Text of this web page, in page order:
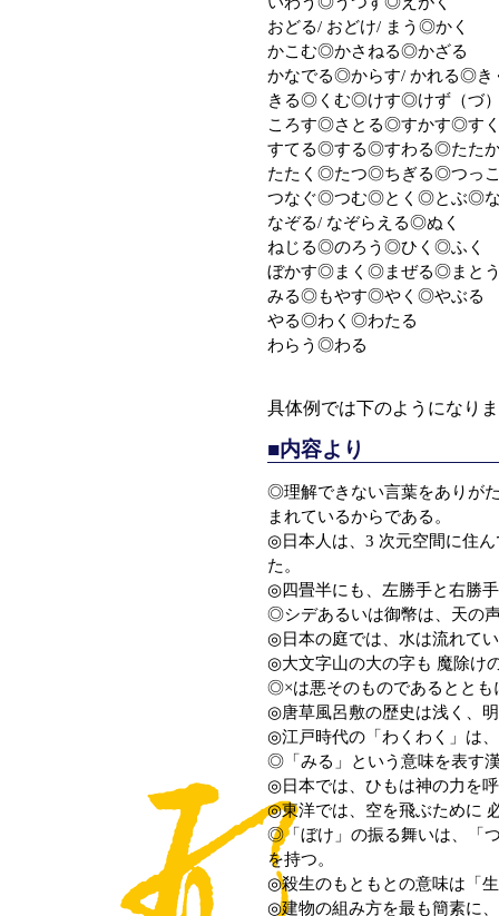
おどる/ おどけ/ まう◎かく
かこむ◎かさねる◎かざる
かなでる◎からす/ かれる◎き
きる◎くむ◎けす◎けず（づ
ころす◎さとる◎すかす◎す
すてる◎する◎すわる◎たた
たたく◎たつ◎ちぎる◎つっ
つなぐ◎つむ◎とく◎とぶ◎
なぞる/ なぞらえる◎ぬく
ねじる◎のろう◎ひく◎ふく
ぼかす◎まく◎まぜる◎まと
みる◎もやす◎やく◎やぶる
やる◎わく◎わたる
わらう◎わる
具体例では下のようになり
■内容より
◎理解できない言葉をありが
まれているからである。
◎日本人は、3 次元空間に住
た。
◎四畳半にも、左勝手と右勝
◎シデあるいは御幣は、天の
◎日本の庭では、水は流れて
◎大文字山の大の字も 魔除け
◎×は悪そのものであるととも
◎唐草風呂敷の歴史は浅く、
◎江戸時代の「わくわく」は
◎「みる」という意味を表す
◎日本では、ひもは神の力を
◎東洋では、空を飛ぶために
◎「ぼけ」の振る舞いは、「
を持つ。
◎殺生のもともとの意味は「
◎建物の組み方を最も簡素に